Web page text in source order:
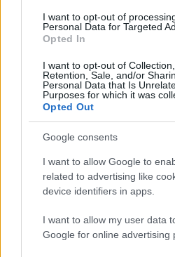
I want to opt-out of
Personal Data for Targeted
Opted In
I want to opt-out of Collection,
Retention, Sale, and/or
Personal Data that Is
Purposes for which it was
Opted Out
Google consents
I want to allow Google to
related to advertising like
device identifiers in apps.
I want to allow my user data
Google for online advertising
Lesújtva fogadtuk a
bizalmasa